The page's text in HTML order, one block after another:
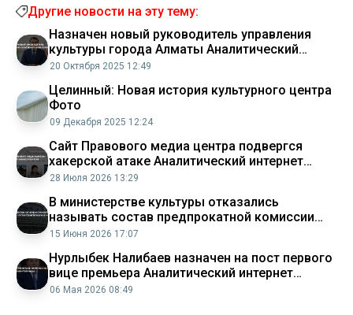
Другие новости на эту тему:
Назначен новый руководитель управления
культуры города Алматы Аналитический
интернет журнал Власть
20 Октября 2025 12:49
Целинный: Новая история культурного центра
Фото
09 Декабря 2025 12:24
Сайт Правового медиа центра подвергся
хакерской атаке Аналитический интернет
журнал Власть
28 Июля 2026 13:29
В министерстве культуры отказались
называть состав предпрокатной комиссии
Аналитический интернет журнал Власть
15 Июня 2026 17:07
Нурлыбек Налибаев назначен на пост первого
вице премьера Аналитический интернет
журнал Власть
06 Мая 2026 08:49